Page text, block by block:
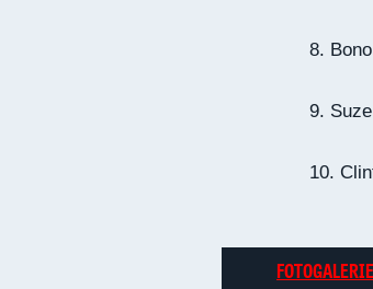
8. Bono
9.
10.
FOTOGALERIE